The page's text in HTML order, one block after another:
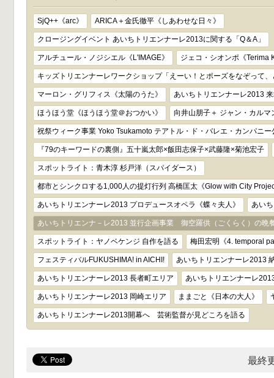
SjQ++《arc》 ARICA＋金氏徹平《しあわせな日々》
クロージングイベント あいちトリエンナーレ2013に関する「Q＆A」
アルチュール・ノジシエル《L'IMAGE》 ジェコ・シオンポ《Terima
キッズトリエンナーレワークショップ「えーい！とポーズをなぞって
マーロン・グリフィス《太陽のうた》 あいちトリエンナーレ2013
ほうほう堂《ほうほう堂＠おつかい》 向井山朋子＋ ジャン・カルマ
祝祭ウィーク事業 Yoko Tsukamoto テアトル・ド・バレエ・カンパニ
『79のキーワードの裏側』五十嵐太郎×飯田志保子×武藤隆×菊池宏子
スポットライト：青木淳 杉戸洋（スパイダース）
都市とシンクロする1,000人の提灯行列 高橋匡太《Glow with City
あいちトリエンナーレ2013 プロデュースオペラ《蝶々夫人》 あい
あいちトリエンナ－レ2013 並行企画事業 御空羅供（ごくらく）の晩
スポットライト：ヤノベケンジ 自作を語る 梅田宏明《4. temporal
フェスティバルFUKUSHIMA! in AICHI! あいちトリエンナーレ2013
あいちトリエンナーレ2013 長者町エリア あいちトリエンナーレ
あいちトリエンナーレ2013 岡崎エリア ままごと《日本の大人》
あいちトリエンナーレ2013開幕へ 芸術監督が見どころを語る
最終